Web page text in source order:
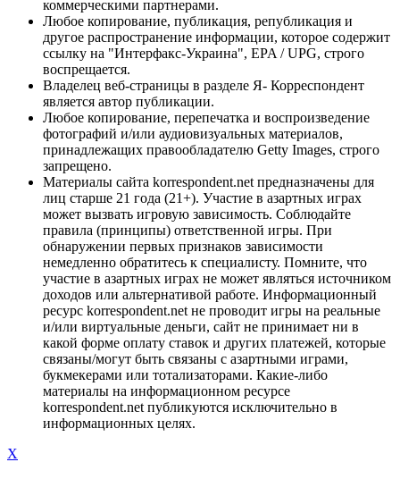
коммерческими партнерами.
Любое копирование, публикация, републикация и
другое распространение информации, которое содержит
ссылку на "Интерфакс-Украина", EPA / UPG, строго
воспрещается.
Владелец веб-страницы в разделе Я- Корреспондент
является автор публикации.
Любое копирование, перепечатка и воспроизведение
фотографий и/или аудиовизуальных материалов,
принадлежащих правообладателю Getty Images, строго
запрещено.
Материалы сайта korrespondent.net предназначены для
лиц старше 21 года (21+). Участие в азартных играх
может вызвать игровую зависимость. Соблюдайте
правила (принципы) ответственной игры. При
обнаружении первых признаков зависимости
немедленно обратитесь к специалисту. Помните, что
участие в азартных играх не может являться источником
доходов или альтернативой работе. Информационный
ресурс korrespondent.net не проводит игры на реальные
и/или виртуальные деньги, сайт не принимает ни в
какой форме оплату ставок и других платежей, которые
связаны/могут быть связаны с азартными играми,
букмекерами или тотализаторами. Какие-либо
материалы на информационном ресурсе
korrespondent.net публикуются исключительно в
информационных целях.
X